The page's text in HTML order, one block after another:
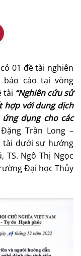
01 đề tài nghiên
cáo tại vòng
tài “Nghiên cứu sử
hợp với dung dịch
dụng cho các
Trần Long –
tài dưới sự hướng
TS. Ngô Thị Ngọc
Đại học Thủy